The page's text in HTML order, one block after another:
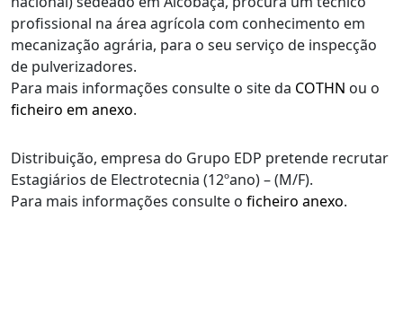
profissional na área agrícola com conhecimento em
mecanização agrária, para o seu serviço de inspecção
de pulverizadores.
Para mais informações consulte o site da COTHN ou o
ficheiro em anexo.
Distribuição, empresa do Grupo EDP pretende recrutar
Estagiários de Electrotecnia (12ºano) – (M/F).
Para mais informações consulte o ficheiro anexo.